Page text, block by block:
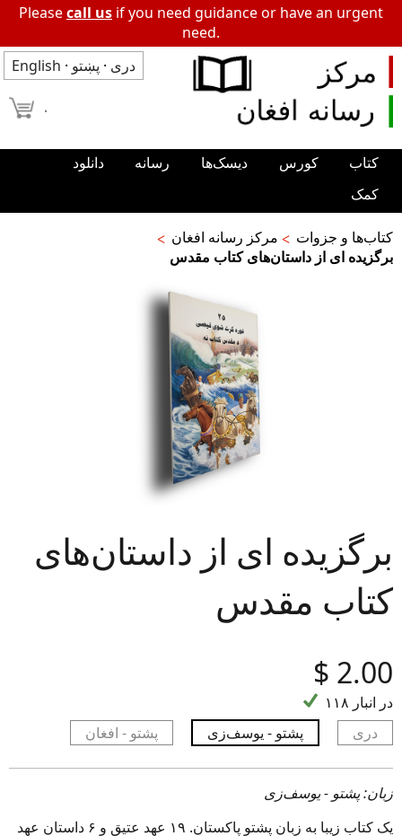
Pleasecall us if you need guidance or have an urgent
need.
English · دری · پښتو
۰
کتاب کورس دیسک‌ها رسانه
دانلود
کمک
مرکز رسانه افغان
کتاب‌ها و جزوات
برگزيده اى از داستان‌هاى كتاب مقدس
برگزيده اى از داستان‌هاى
كتاب مقدس
‎$ 2.00
۱۱۸ در انبار
پشتو - افغان
پشتو - یوسف‌زی دری
زبان: پشتو - یوسف‌زی
یک کتاب زیبا به زبان پشتو پاکستان. ۱۹ عهد عتیق و ۶ داستان عهد